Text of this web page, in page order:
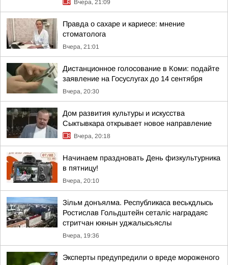
Вчера, 21:09
Правда о сахаре и кариесе: мнение
стоматолога
Вчера, 21:01
Дистанционное голосование в Коми: подайте
заявление на Госуслугах до 14 сентября
Вчера, 20:30
Дом развития культуры и искусства
Сыктывкара открывает новое направление
Вчера, 20:18
Начинаем праздновать День физкультурника
в пятницу!
Вчера, 20:10
Зільм донъялма. Республикаса веськдлысь
Ростислав Гольдштейн сеталіс наградаяс
стритчан юкнын уджалысьяслы
Вчера, 19:36
Эксперты предупредили о вреде мороженого